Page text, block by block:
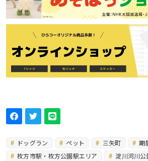
ドッグラン ペット 三矢町
期
枚方市駅・枚方公園駅エリア
淀川河川公